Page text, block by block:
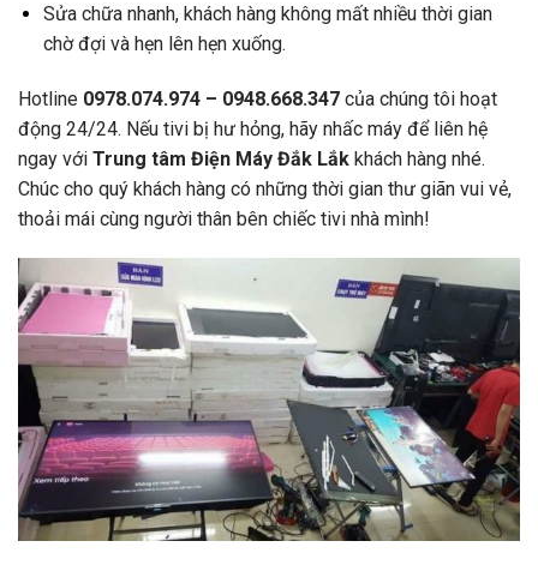
Sửa chữa nhanh, khách hàng không mất nhiều thời gian
chờ đợi và hẹn lên hẹn xuống.
Hotline 0978.074.974 – 0948.668.347 của chúng tôi hoạt
động 24/24. Nếu tivi bị hư hỏng, hãy nhấc máy để liên hệ
ngay với Trung tâm Điện Máy Đắk Lắk khách hàng nhé.
Chúc cho quý khách hàng có những thời gian thư giãn vui vẻ,
thoải mái cùng người thân bên chiếc tivi nhà mình!